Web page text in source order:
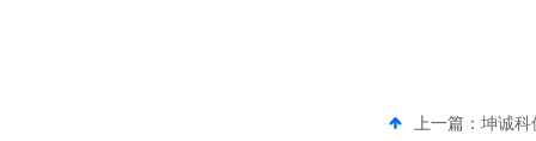
上一篇： 坤诚科